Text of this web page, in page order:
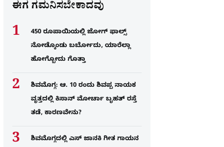
ಈಗ ಗಮನಿಸಬೇಕಾದವು
450 ರೂಪಾಯಿಯಲ್ಲಿ ಜೋಗ್​ ಫಾಲ್ಸ್​
ನೋಡ್ಕೊಂಡು ಬರ್ಬೋದು, ಯಾರೆಲ್ಲಾ
ಹೋಗ್ಬೋದು ಗೊತ್ತಾ
ಶಿವಮೊಗ್ಗ: ಆ. 10 ರಂದು ಶಿವಪ್ಪ ನಾಯಕ
ವೃತ್ತದಲ್ಲಿ ಕಿಸಾನ್ ಮೋರ್ಚಾ ಬೃಹತ್ ರಸ್ತೆ
ತಡೆ, ಕಾರಣವೇನು?
ಶಿವಮೊಗ್ಗದಲ್ಲಿ ಎಸ್​ ಜಾನಕಿ ಗೀತ ಗಾಯನ